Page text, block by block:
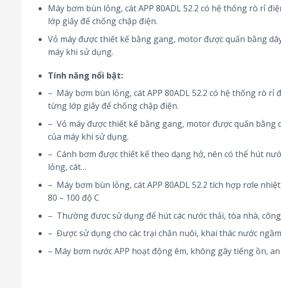
Máy bơm bùn lỏng, cát APP 80ADL 52.2 có hệ thống rò rỉ
lớp giấy để chống chập điện.
Vỏ máy được thiết kế bằng gang, motor được quấn bằng
máy khi sử dụng.
Tính năng nổi bật:
– Máy bơm bùn lỏng, cát APP 80ADL 52.2 có hệ thống rò
từng lớp giấy để chống chập điện.
– Vỏ máy được thiết kế bằng gang, motor được quấn
của máy khi sử dụng.
– Cánh bơm được thiết kế theo dạng hở, nên có thể hút
lỏng, cát…
– Máy bơm bùn lỏng, cát APP 80ADL 52.2 tích hợp rơle
80 – 100 độ C
– Thường được sử dụng để hút các nước thải, tòa nhà,
– Được sử dụng cho các trại chăn nuôi, khai thác nước
– Máy bơm nước APP hoạt động êm, không gây tiếng ồn,